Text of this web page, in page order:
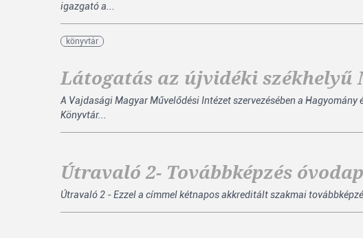
igazgató a...
könyvtár
Látogatás az újvidéki székhelyű
A Vajdasági Magyar Művelődési Intézet szervezésében a
Könyvtár...
Útravaló 2- Továbbképzés
Útravaló 2 - Ezzel a címmel kétnapos akkreditált szakmai